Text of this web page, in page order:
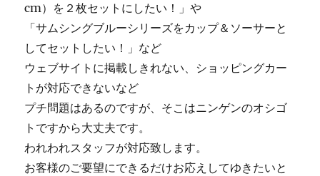
cm）を２枚セットにしたい！」や
「サムシングブルーシリーズをカップ＆ソーサーと
してセットしたい！」など
ウェブサイトに掲載しきれない、ショッピングカー
トが対応できないなど
プチ問題はあるのですが、そこはニンゲンのオシゴ
トですから大丈夫です。
われわれスタッフが対応致します。
お客様のご要望にできるだけお応えしてゆきたいと